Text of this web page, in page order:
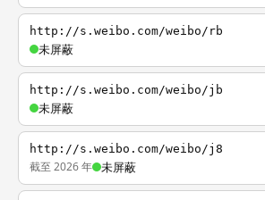
http://s.weibo.com/weibo/rb
未屏蔽
http://s.weibo.com/weibo/jb
未屏蔽
http://s.weibo.com/weibo/j8
截至 2026 年 未屏蔽